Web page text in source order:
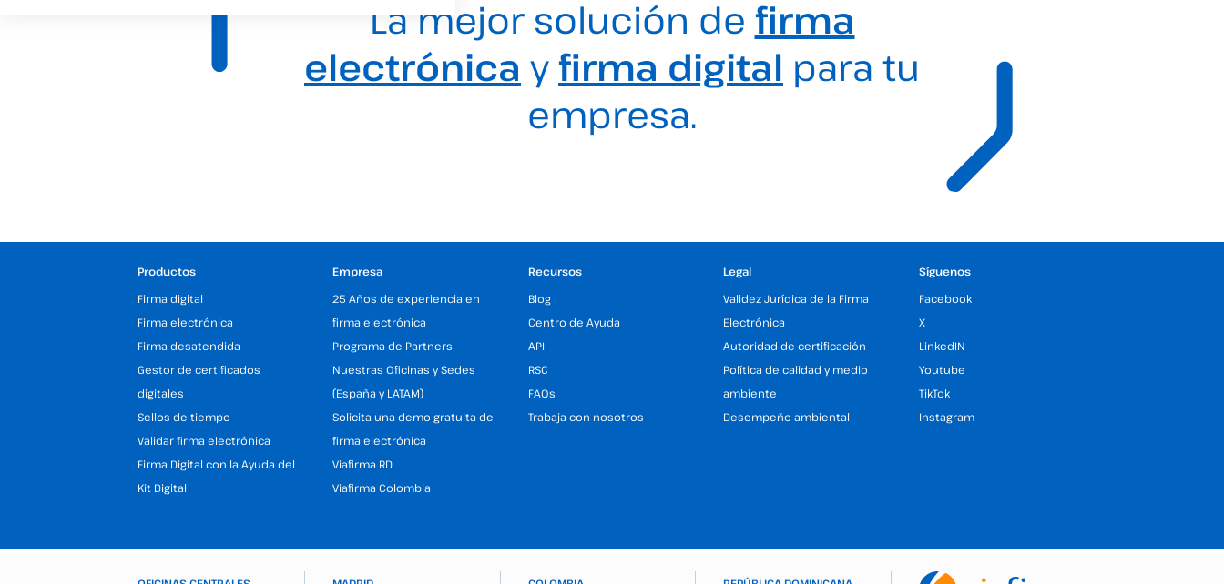
La mejor solución de firma
electrónica yfirma digital para tu
empresa.
Productos
Firma digital
Firma electrónica
Firma desatendida
Gestor de certificados
digitales
Sellos de tiempo
Validar firma electrónica
Firma Digital con la Ayuda del
Kit Digital
Empresa
25 Años de experiencia en
firma electrónica
Programa de Partners
Nuestras Oficinas y Sedes
(España y LATAM)
Solicita una demo gratuita de
firma electrónica
Viafirma RD
Viafirma Colombia
Recursos
Blog
Centro de Ayuda
API
RSC
FAQs
Trabaja con nosotros
Legal
Validez Jurídica de la Firma
Electrónica
Autoridad de certificación
Política de calidad y medio
ambiente
Desempeño ambiental
Síguenos
Facebook
X
LinkedIN
Youtube
TikTok
Instagram